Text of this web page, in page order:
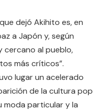
dejó Akihito es, en
a Japón y, según
cercano al pueblo,
más críticos”.
lugar un acelerado
de la cultura pop
moda particular y la